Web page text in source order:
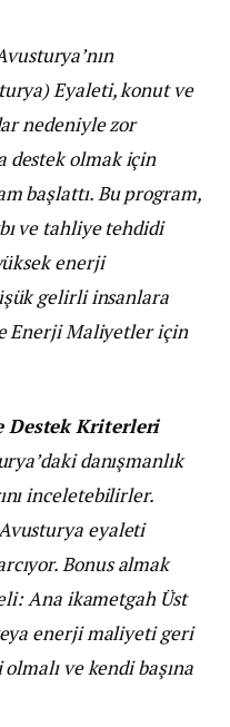
Eyaleti, konut ve
nedeniyle zor
destek olmak için
başlattı. Bu program,
ve tahliye tehdidi
enerji
gelirli insanlara
Enerji Maliyetler için
Destek Kriterleri
danışmanlık
inceletebilirler.
eyaleti
Bonus almak
Ana ikametgah Üst
enerji maliyeti geri
ve kendi başına